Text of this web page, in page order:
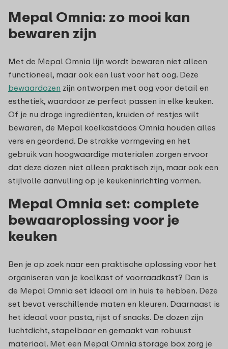
Mepal Omnia: zo mooi kan
bewaren zijn
Met de Mepal Omnia lijn wordt bewaren niet alleen
functioneel, maar ook een lust voor het oog. Deze
bewaardozen zijn ontworpen met oog voor detail en
esthetiek, waardoor ze perfect passen in elke keuken.
Of je nu droge ingrediënten, kruiden of restjes wilt
bewaren, de Mepal koelkastdoos Omnia houden alles
vers en geordend. De strakke vormgeving en het
gebruik van hoogwaardige materialen zorgen ervoor
dat deze dozen niet alleen praktisch zijn, maar ook een
stijlvolle aanvulling op je keukeninrichting vormen.
Mepal Omnia set: complete
bewaaroplossing voor je
keuken
Ben je op zoek naar een praktische oplossing voor het
organiseren van je koelkast of voorraadkast? Dan is
de Mepal Omnia set ideaal om in huis te hebben. Deze
set bevat verschillende maten en kleuren. Daarnaast is
het ideaal voor pasta, rijst of snacks. De dozen zijn
luchtdicht, stapelbaar en gemaakt van robuust
materiaal. Met een Mepal Omnia storage box zorg je